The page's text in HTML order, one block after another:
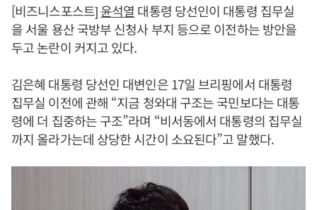
[비즈니스포스트]윤석열 대통령 당선인이 대통령 집무실
을 서울 용산 국방부 신청사 부지 등으로 이전하는 방안을
두고 논란이 커지고 있다.
김은혜 대통령 당선인 대변인은 17일 브리핑에서 대통령
집무실 이전에 관해 “지금 청와대 구조는 국민보다는 대통
령에 더 집중하는 구조”라며 “비서동에서 대통령의 집무실
까지 올라가는데 상당한 시간이 소요된다”고 말했다.